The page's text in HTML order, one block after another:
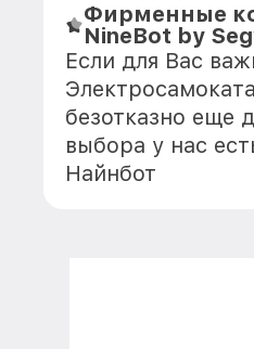
Фирменные
NineBot by
Если для Вас
безотказно еще
выбора у нас
Найнбот